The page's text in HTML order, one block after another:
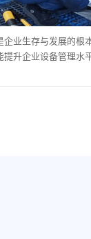
企业生存与发展的根
提升企业设备管理水